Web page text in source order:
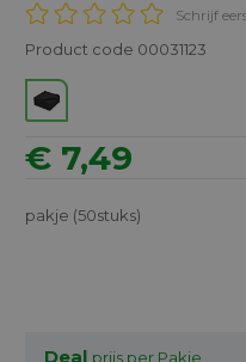
Schrijf
Product code 00031123
€ 7,49
pakje (50stuks)
Deal prijs per Pakje